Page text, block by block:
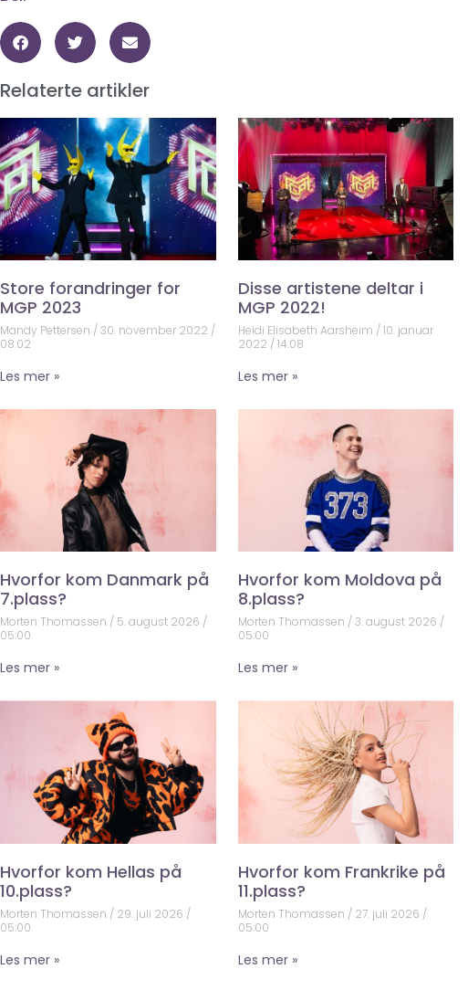
Relaterte artikler
Store forandringer for
MGP 2023
Mandy Pettersen
30. november 2022
08:02
Les mer »
Disse artistene deltar i
MGP 2022!
Heidi Elisabeth Aarsheim 10. januar
2022 14:08
Les mer »
Hvorfor kom Danmark på
7.plass?
Morten Thomassen
5. august 2026
05:00
Les mer »
Hvorfor kom Moldova på
8.plass?
Morten Thomassen
3. august 2026
05:00
Les mer »
Hvorfor kom Hellas på
10.plass?
Morten Thomassen
29. juli 2026
05:00
Les mer »
Hvorfor kom Frankrike på
11.plass?
Morten Thomassen 27. juli 2026
05:00
Les mer »